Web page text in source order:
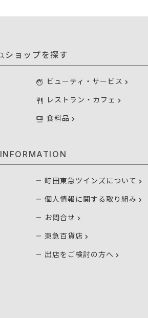
ショップを探す
ビューティ・サービス
レストラン・カフェ
食料品
INFORMATION
町田東急ツインズについて
個人情報に関する取り組み
お問合せ
東急百貨店
出店をご検討の方へ